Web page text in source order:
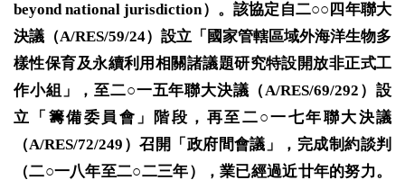
beyond national jurisdiction）。該協定自二○○四年聯大
決議（A/RES/59/24）設立「國家管轄區域外海洋生物多
樣性保育及永續利用相關諸議題研究特設開放非正式工
作小組」，至二○一五年聯大決議（A/RES/69/292 ）設
立「籌備委員會」階段，再至二○一七年聯大決議
（A/RES/72/249 ）召開「政府間會議」，完成制約談判
（二○一八年至二○二三年），業已經過近廿年的努力。